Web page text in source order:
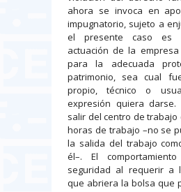
ahora se invoca en
impugnatorio, sujeto a
el presente caso es
actuación de la
para la adecuada
patrimonio, sea cual
propio, técnico o
expresión quiera darse.
salir del centro de trabajo
horas de trabajo –no se
la salida del trabajo
él–. El
seguridad al requerir a
que abriera la bolsa que